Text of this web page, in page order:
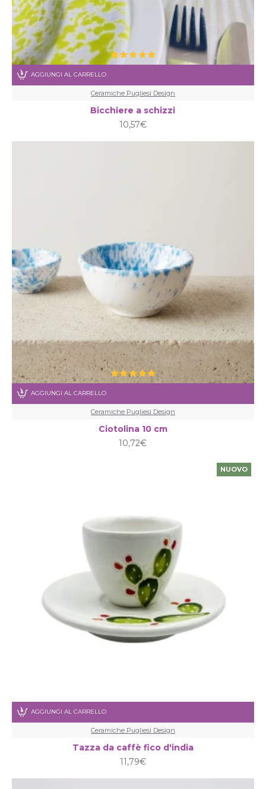
Ceramiche Pugliesi Design
Bicchiere a schizzi
10,57€
AGGIUNGI AL CARRELLO
Ceramiche Pugliesi Design
Ciotolina 10 cm
10,72€
AGGIUNGI AL CARRELLO
NUOVO
Ceramiche Pugliesi Design
Tazza da caffè fico d'india
11,79€
AGGIUNGI AL CARRELLO